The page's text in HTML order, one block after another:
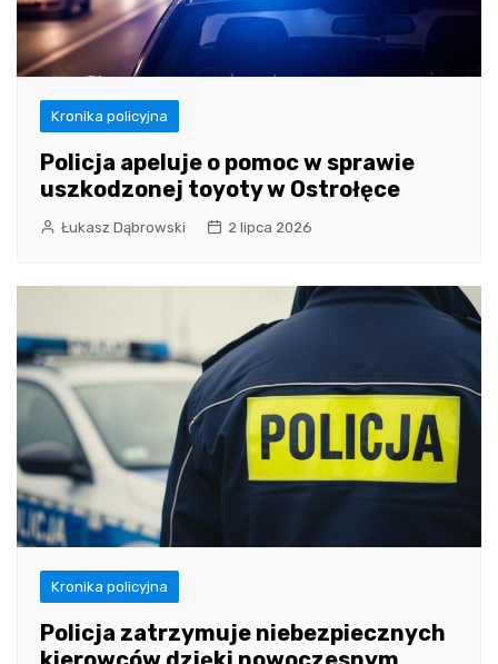
Kronika policyjna
Policja apeluje o pomoc w sprawie
uszkodzonej toyoty w Ostrołęce
Łukasz Dąbrowski 2 lipca 2026
Kronika policyjna
Policja zatrzymuje niebezpiecznych